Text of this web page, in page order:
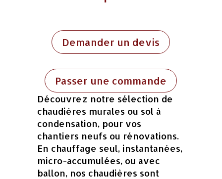
Demander un devis
Passer une commande
Découvrez notre sélection de
chaudières murales ou sol à
condensation, pour vos
chantiers neufs ou rénovations.
En chauffage seul, instantanées,
micro-accumulées, ou avec
ballon, nos chaudières sont